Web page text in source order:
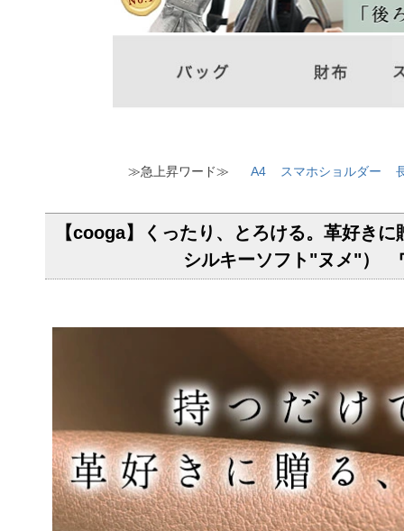
≫急上昇ワード≫ A4 スマホショルダー
【cooga】くったり、とろける。革好き
シルキーソフト"ヌメ"